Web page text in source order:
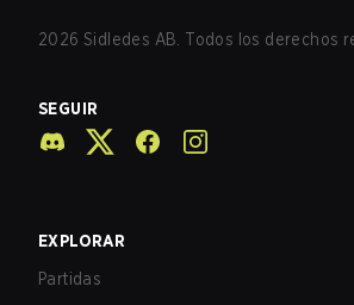
2026 Sidledes AB. Todos los derechos
SEGUIR
EXPLORAR
Partidas